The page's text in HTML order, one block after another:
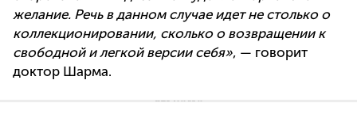
желание. Речь в данном случае идет не столько о
коллекционировании, сколько о возвращении к
свободной и легкой версии себя», — говорит
доктор Шарма.